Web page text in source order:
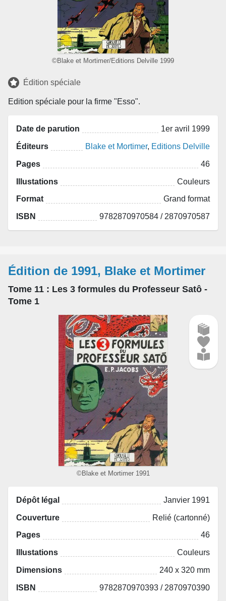
©Blake et Mortimer/Editions Delville 1999
Édition spéciale
Edition spéciale pour la firme "Esso".
Date de parution 1er avril 1999
Éditeurs Blake et Mortimer, Editions Delville
Pages 46
Illustations Couleurs
Format Grand format
ISBN 9782870970584 / 2870970587
Édition de 1991, Blake et Mortimer
Tome 11 : Les 3 formules du Professeur Satô -
Tome 1
©Blake et Mortimer 1991
Dépôt légal Janvier 1991
Couverture Relié (cartonné)
Pages 46
Illustations Couleurs
Dimensions 240 x 320 mm
ISBN 9782870970393 / 2870970390